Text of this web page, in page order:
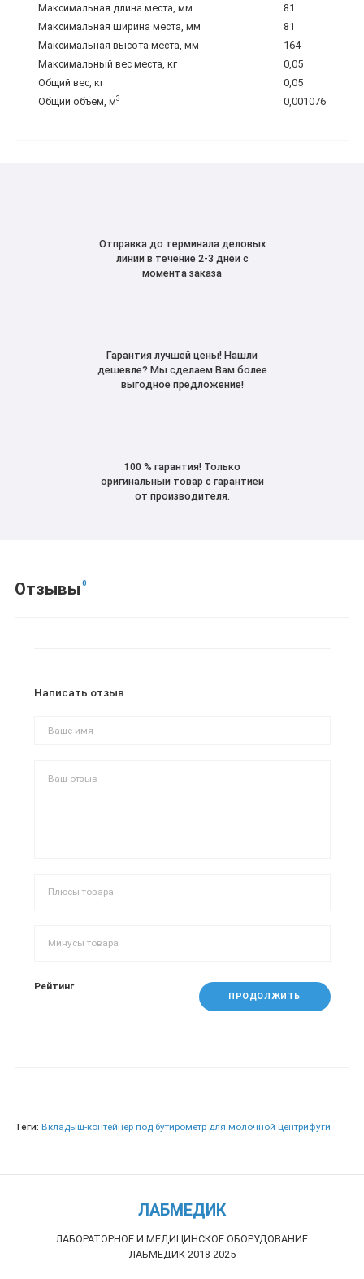
Максимальная длина места, мм
81
Максимальная ширина места, мм
81
Максимальная высота места, мм
164
Максимальный вес места, кг
0,05
Общий вес, кг
0,05
Общий объём, м3 0,001076
Отправка до терминала деловых
линий в течение 2-3 дней с
момента заказа
Гарантия лучшей цены! Нашли
дешевле? Мы сделаем Вам более
выгодное предложение!
100 % гарантия! Только
оригинальный товар с гарантией
от производителя.
Отзывы 0
Написать отзыв
Рейтинг
ПРОДОЛЖИТЬ
Теги: Вкладыш-контейнер под бутирометр для молочной центрифуги
ЛАБМЕДИК
ЛАБОРАТОРНОЕ И МЕДИЦИНСКОЕ ОБОРУДОВАНИЕ
ЛАБМЕДИК 2018-2025